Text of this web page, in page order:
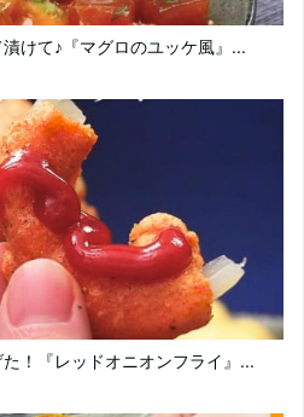
けて♪『マグロのユッケ風』...
た！『レッドオニオンフライ』...